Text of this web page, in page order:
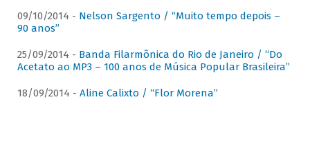
09/10/2014 - Nelson Sargento / “Muito tempo depois –
90 anos”
25/09/2014 - Banda Filarmônica do Rio de Janeiro / “Do
Acetato ao MP3 – 100 anos de Música Popular Brasileira”
18/09/2014 - Aline Calixto / “Flor Morena”